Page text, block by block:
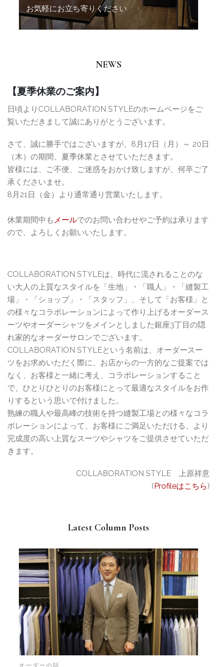
お気軽にお立ち寄りください
NEWS
【夏季休業のご案内】
日頃よりCOLLABORATION STYLEのホームページをご
覧いただきまして誠にありがとうございます。
さて、誠に勝手ではございますが、8月17日（月）～ 20日
（木）の期間、夏季休業とさせていただきます。
皆様には、ご不便、ご迷惑をおかけ致しますが、何卒ご了
承くださいませ。
8月21日（金）より通常通り営業いたします。
休業期間中も メールでのお問い合わせやご予約は承ります
ので、よろしくお願いいたします。
COLLABORATION STYLEは、時代に流されることのな
い大人の上質なスタイルを「生地」・「職人」・「縫製工
場」・「ショップ」・「スタッフ」、そして「お客様」と
の様々なコラボレーションによって作り上げるオーダース
ーツやオーダーシャツをメインとしました銀座3丁目の隠
れ家的なオーダーサロンでございます。
COLLABORATION STYLEという名前は、オーダースー
ツをお求めいただく際に、お店からの一方的なご提案では
なく、お客様と一緒に考え、コラボレーションすること
で、ひとりひとりのお客様にとって最適なスタイルをお作
りするという思いで付けました。
熟練の職人や最高峰の技術を持つ縫製工場との様々なコラ
ボレーションによって、お客様にご満足いただける、より
完成度の高い上質なスーツやシャツをご提供させていただ
きます。
COLLABORATION STYLE 上原祥意
(Profileはこちら)
Latest Column Posts
オーダーの話